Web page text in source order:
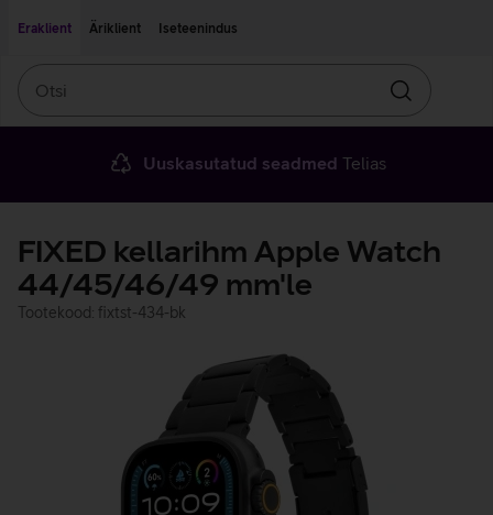
Eraklient
Äriklient Iseteenindus
Otsin
Uuskasutatud seadmed Telias
FIXED kellarihm Apple Watch
44/45/46/49 mm'le
Tootekood: fixtst-434-bk